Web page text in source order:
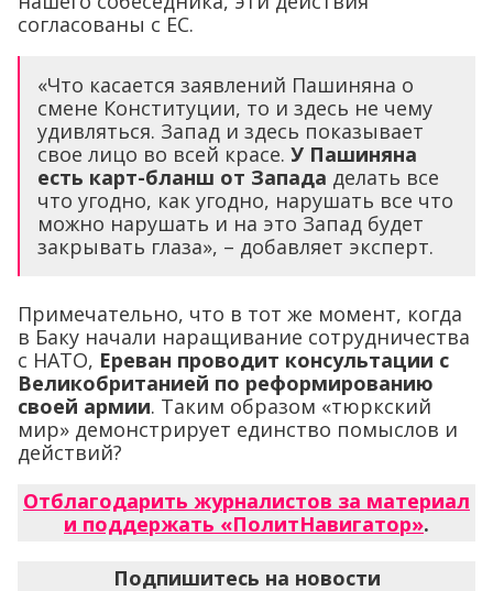
согласованы с ЕС.
«Что касается заявлений Пашиняна о
смене Конституции, то и здесь не чему
удивляться. Запад и здесь показывает
свое лицо во всей красе. У Пашиняна
есть карт-бланш от Запада делать все
что угодно, как угодно, нарушать все что
можно нарушать и на это Запад будет
закрывать глаза», – добавляет эксперт.
Примечательно, что в тот же момент, когда
в Баку начали наращивание сотрудничества
с НАТО, Ереван проводит консультации с
Великобританией по реформированию
своей армии. Таким образом «тюркский
мир» демонстрирует единство помыслов и
действий?
Отблагодарить журналистов за материал
и поддержать «ПолитНавигатор».
Подпишитесь на новости